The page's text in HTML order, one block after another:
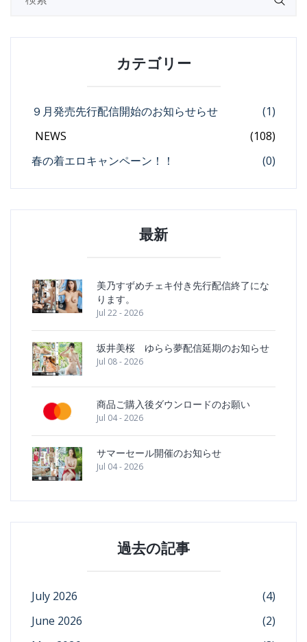
カテゴリー
９月発売先行配信開始のお知らせらせ
(1)
NEWS
(108)
春の着エロキャンペーン！！
(0)
最新
美乃すずめチェキ付き先行配信終了にな
ります。
Jul 22 - 2026
坂井美桜 ゆらら夢配信延期のお知らせ
Jul 08 - 2026
商品ご購入後ダウンロードのお願い
Jul 04 - 2026
サマーセール開催のお知らせ
Jul 04 - 2026
過去の記事
July 2026
(4)
June 2026
(2)